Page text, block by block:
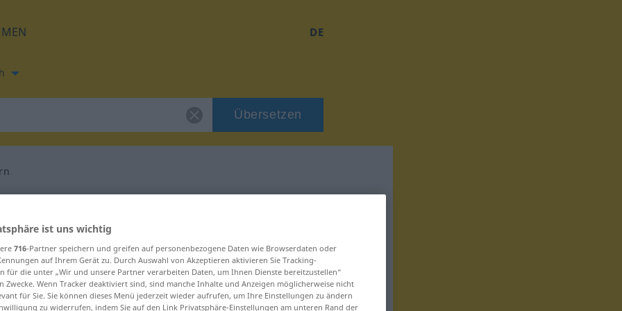
DE
Übersetzen
für "versichern"
transitives Zeitwort
ist uns wichtig
716-Partner speichern und greifen auf personenbezogene Daten wie Browserdaten oder
auf Ihrem Gerät zu. Durch Auswahl von Akzeptieren aktivieren Sie Tracking-
für die unter „Wir und unsere Partner verarbeiten Daten, um Ihnen Dienste bereitzustellen“
Zwecke. Wenn Tracker deaktiviert sind, sind manche Inhalte und Anzeigen möglicherweise nicht
für Sie. Sie können dieses Menü jederzeit wieder aufrufen, um Ihre Einstellungen zu ändern
zu widerrufen, indem Sie auf den Link Privatsphäre-Einstellungen am unteren Rand der